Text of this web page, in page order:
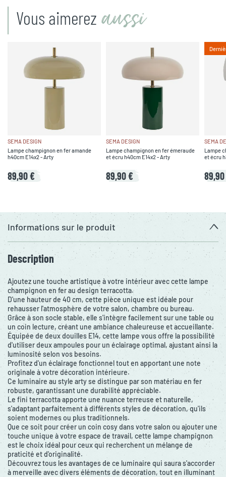
Vous aimerez aussi
SEMA DESIGN
Lampe champignon en fer amande
h40cm E14x2 - Arty
89,90 €
SEMA DESIGN
Lampe champignon en fer émeraude
et écru h40cm E14x2 - Arty
89,90 €
SEMA
Lampe
et écru
Informations sur le produit
Description
Ajoutez une touche artistique à votre intérieur avec cette lampe
champignon en fer au design terracotta.
D'une hauteur de 40 cm, cette pièce unique est idéale pour
rehausser l'atmosphère de votre salon, chambre ou bureau.
Grâce à son socle stable, elle s'intègre facilement sur une table ou
un coin lecture, créant une ambiance chaleureuse et accueillante.
Équipée de deux douilles E14, cette lampe vous offre la possibilité
d'utiliser deux ampoules pour un éclairage optimal, ajustant ainsi la
luminosité selon vos besoins.
Profitez d'un éclairage fonctionnel tout en apportant une note
originale à votre décoration intérieure.
Ce luminaire au style arty se distingue par son matériau en fer
robuste, garantissant une durabilité appréciable.
Le fini terracotta apporte une nuance terreuse et naturelle,
s'adaptant parfaitement à différents styles de décoration, qu'ils
soient modernes ou plus traditionnels.
Que ce soit pour créer un coin cosy dans votre salon ou ajouter une
touche unique à votre espace de travail, cette lampe champignon
est le choix idéal pour ceux qui recherchent un mélange de
praticité et d'originalité.
Découvrez tous les avantages de ce luminaire qui saura s'accorder
à merveille avec divers éléments de décoration, tout en illuminant